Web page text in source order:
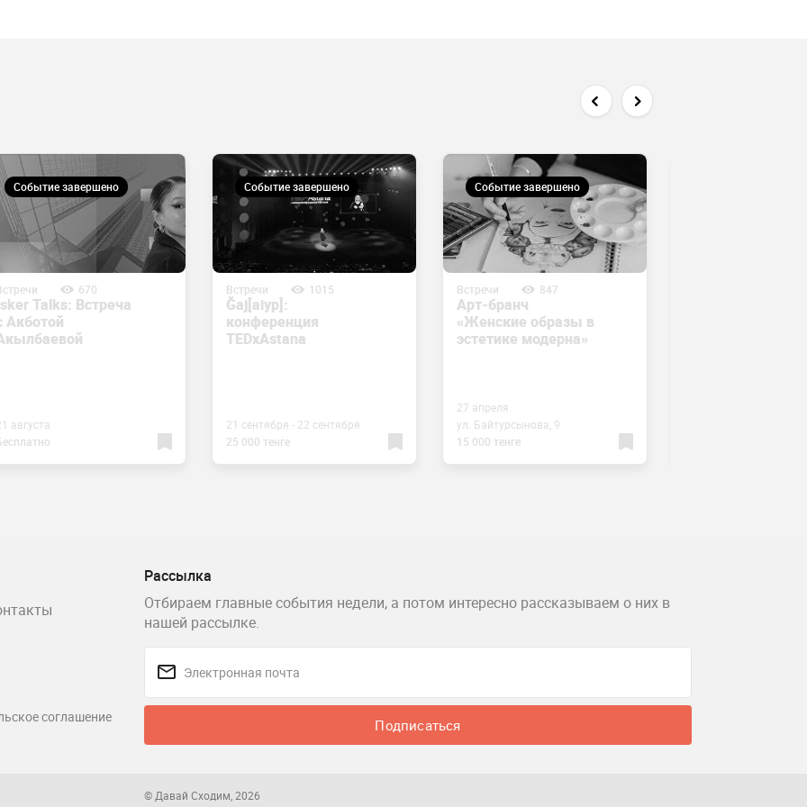
Событие завершено
670
Talks: Встреча
Акботой
августа
Событие завершено
Встречи 1015
Ğaj[aiyp]:
конференция
TEDxAstana
21 сентября - 22 сентября
25 000 тенге
Событие завершено
Встречи 847
Арт-бранч
«Женские образы в
эстетике модерна»
27 апреля
ул. Байтурсынова, 9
15 000 тенге
Рассылка
Отбираем главные события недели, а потом интересно рассказываем о них в
нашей рассылке.
Подписаться
соглашение
© Давай Сходим, 2026